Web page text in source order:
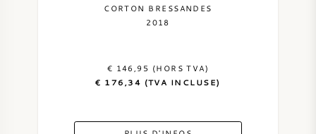
CORTON BRESSANDES
2018
€ 146,95 (HORS TVA)
€ 176,34 (TVA INCLUSE)